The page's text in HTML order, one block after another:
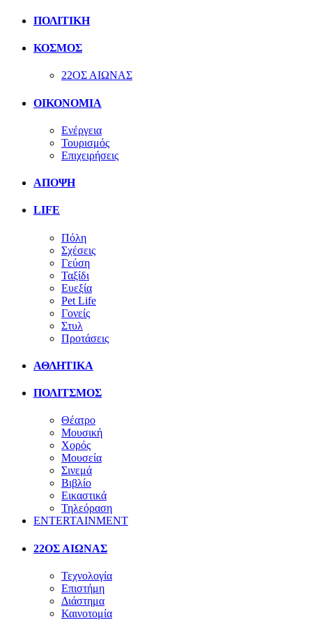
ΠΟΛΙΤΙΚΗ
ΚΟΣΜΟΣ
22ΟΣ ΑΙΩΝΑΣ
ΟΙΚΟΝΟΜΙΑ
Ενέργεια
Τουρισμός
Επιχειρήσεις
ΑΠΟΨΗ
LIFE
Πόλη
Σχέσεις
Γεύση
Ταξίδι
Ευεξία
Pet Life
Γονείς
Στυλ
Προτάσεις
ΑΘΛΗΤΙΚΑ
ΠΟΛΙΤΣΜΟΣ
Θέατρο
Μουσική
Χορός
Μουσεία
Σινεμά
Βιβλίο
Εικαστικά
Τηλεόραση
ENTERTAINMENT
22ΟΣ ΑΙΩΝΑΣ
Τεχνολογία
Επιστήμη
Διάστημα
Καινοτομία